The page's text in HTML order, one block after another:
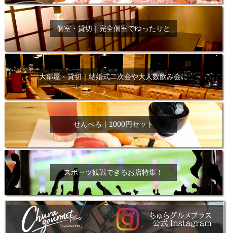
個室・貸切｜完全個室でゆったりと
大部屋・貸切｜結婚式二次会や大人数飲み会に
せんべろ｜1000円セット
スポーツ観戦できるお店特集！